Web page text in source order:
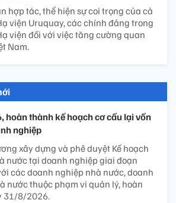
hợp tác, thể hiện sự coi trọng của cả
viện Uruquay, các chính đảng trong
viện đối với việc tăng cường quan
Nam.
hoàn thành kế hoạch cơ cấu lại vốn
nghiệp
xây dựng và phê duyệt Kế hoạch
nước tại doanh nghiệp giai đoạn
các doanh nghiệp nhà nước, doanh
nước thuộc phạm vi quản lý, hoàn
31/8/2026.